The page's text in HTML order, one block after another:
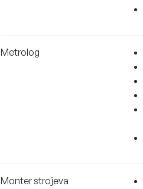
Metrolog
Monter strojeva